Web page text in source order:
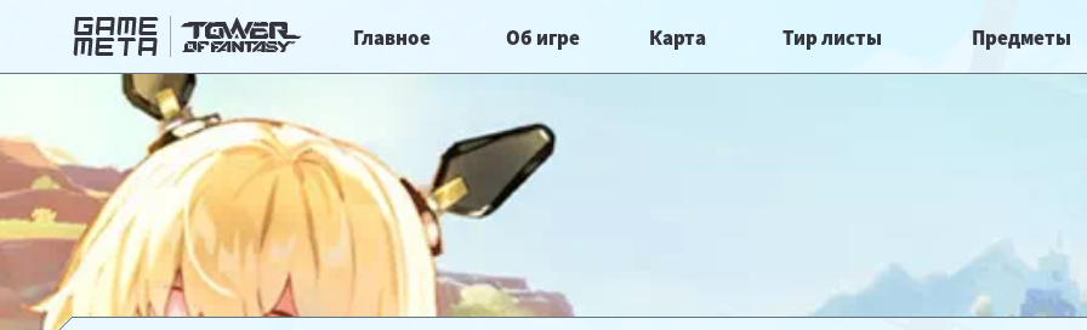
Главное Об игре Карта Тир листы Предметы